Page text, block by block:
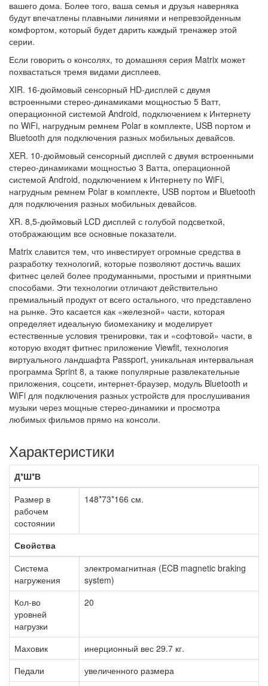
вашего дома. Более того, ваша семья и друзья наверняка
будут впечатлены плавными линиями и непревзойденным
комфортом, который будет дарить каждый тренажер этой
серии.
Если говорить о консолях, то домашняя серия Matrix может
похвастаться тремя видами дисплеев.
XIR. 16-дюймовый сенсорный HD-дисплей с двумя
встроенными стерео-динамиками мощностью 5 Ватт,
операционной системой Android, подключением к Интернету
по WiFi, нагрудным ремнем Polar в комплекте, USB портом и
Bluetooth для подключения разных мобильных девайсов.
XER. 10-дюймовый сенсорный дисплей с двумя встроенными
стерео-динамиками мощностью 3 Ватта, операционной
системой Android, подключением к Интернету по WiFi,
нагрудным ремнем Polar в комплекте, USB портом и Bluetooth
для подключения разных мобильных девайсов.
XR. 8,5-дюймовый LCD дисплей с голубой подсветкой,
отображающим все основные показатели.
Matrix славится тем, что инвестирует огромные средства в
разработку технологий, которые позволяют достичь ваших
фитнес целей более продуманными, простыми и приятными
способами. Эти технологии отличают действительно
премиальный продукт от всего остального, что представлено
на рынке. Это касается как «железной» части, которая
определяет идеальную биомеханику и моделирует
естественные условия тренировки, так и «софтовой» части, в
которую входят фитнес приложение Viewfit, технология
виртуального ландшафта Passport, уникальная интервальная
программа Sprint 8, а также популярные развлекательные
приложения, соцсети, интернет-браузер, модуль Bluetooth и
WiFi для подключения разных устройств для прослушивания
музыки через мощные стерео-динамики и просмотра
любимых фильмов прямо на консоли.
Характеристики
Д*Ш*В
Размер в
рабочем
состоянии
148*73*166 см.
Свойства
Система
нагружения
электромагнитная (ECB magnetic braking
system)
Кол-во
уровней
нагрузки
20
Маховик
инерционный вес 29.7 кг.
Педали
увеличенного размера